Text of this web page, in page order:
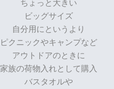
ちょっと大きい
ビッグサイズ
自分用にというより
ピクニックやキャンプなど
アウトドアのときに
家族の荷物入れとして購入
バスタオルや